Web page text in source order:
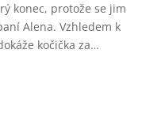
konec, protože se jim
Alena. Vzhledem k
kočička za…